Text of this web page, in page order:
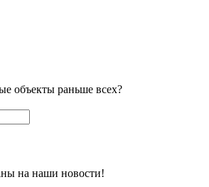
объекты раньше всех?
на наши новости!